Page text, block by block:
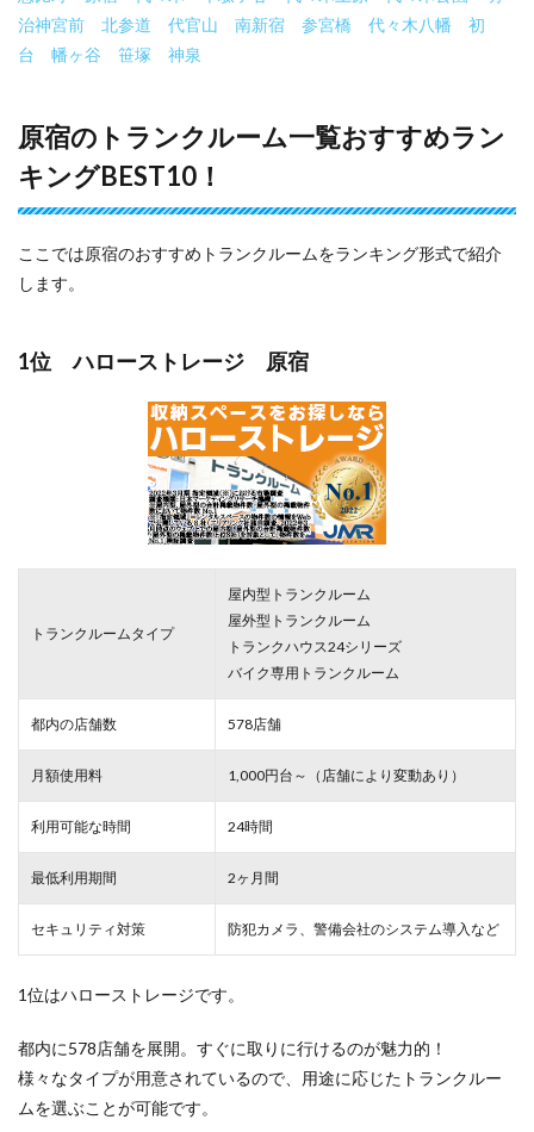
治神宮前
北参道 代官山 南新宿 参宮橋 代々木八幡
初
台
幡ヶ谷 笹塚 神泉
原宿のトランクルーム一覧おすすめラン
キングBEST10！
ここでは原宿のおすすめトランクルームをランキング形式で紹介
します。
1位 ハローストレージ 原宿
トランクルームタイプ
屋内型トランクルーム
屋外型トランクルーム
トランクハウス24シリーズ
バイク専用トランクルーム
都内の店舗数 578店舗
月額使用料 1,000円台～（店舗により変動あり）
利用可能な時間 24時間
最低利用期間 2ヶ月間
セキュリティ対策 防犯カメラ、警備会社のシステム導入など
1位はハローストレージです。
都内に578店舗を展開。すぐに取りに行けるのが魅力的！
様々なタイプが用意されているので、用途に応じたトランクルー
ムを選ぶことが可能です。